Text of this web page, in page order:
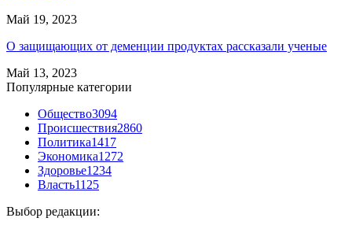
Май 19, 2023
О защищающих от деменции продуктах рассказали ученые
Май 13, 2023
Популярные категории
Общество3094
Происшествия2860
Политика1417
Экономика1272
Здоровье1234
Власть1125
Выбор редакции: